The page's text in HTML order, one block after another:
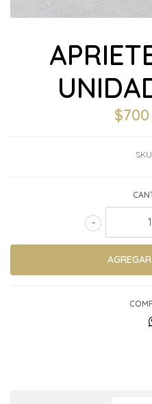
$700
-